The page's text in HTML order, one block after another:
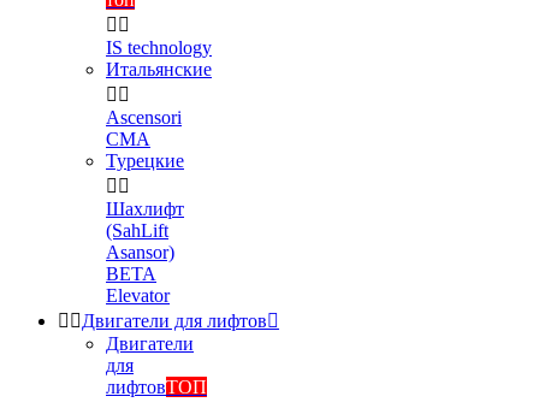
 
IS technology
Итальянские
 
Ascensori
CMA
Турецкие
 
Шахлифт
(SahLift
Asansor)
BETA
Elevator
 Двигатели для лифтов
Двигатели
для
лифтовТОП